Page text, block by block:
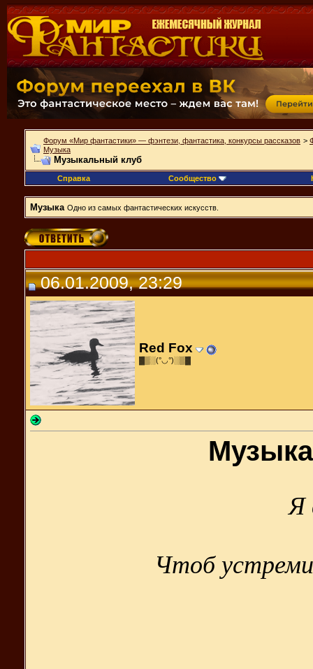
Форум «Мир фантастики» — фэнтези, фантастика, конкурсы рассказов >
Музыка
Музыкальный клуб
Справка Сообщество
Музыка Одно из самых фантастических искусств.
06.01.2009, 23:29
Red Fox
▓▒░(°◡°)░▒▓
Я
Чтоб